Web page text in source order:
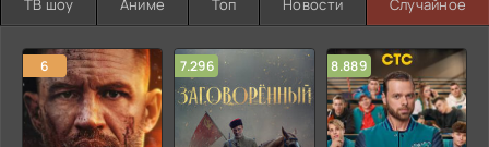
ТВ шоу Аниме Топ Новости Случайное
6 7.296 8.889